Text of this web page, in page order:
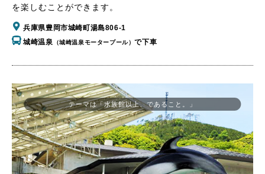
を楽しむことができます。
兵庫県豊岡市城崎町湯島806-1
城崎温泉 （城崎温泉モータープール）で下車
テーマは「水族館以上、であること。」